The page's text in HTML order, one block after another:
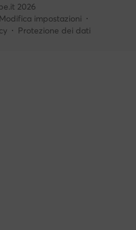
2026
Modifica impostazioni
Protezione dei dati